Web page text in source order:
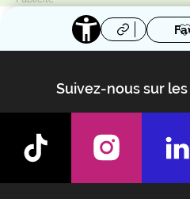
Suivez-nous sur